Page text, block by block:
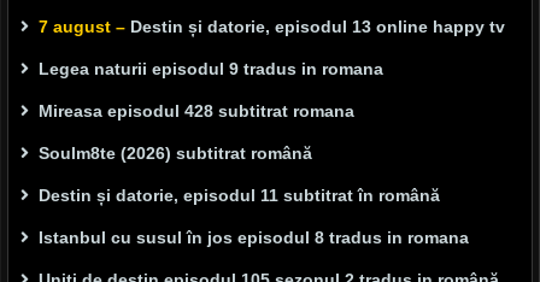
7 august – Destin și datorie, episodul 13 online happy tv
Legea naturii episodul 9 tradus in romana
Mireasa episodul 428 subtitrat romana
Soulm8te (2026) subtitrat română
Destin și datorie, episodul 11 subtitrat în română
Istanbul cu susul în jos episodul 8 tradus in romana